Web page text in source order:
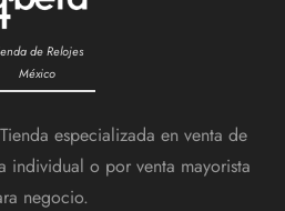
de Relojes
México
especializada en venta de
individual o por venta mayorista
negocio.